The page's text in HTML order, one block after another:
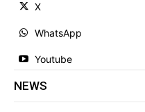
X
WhatsApp
Youtube
NEWS